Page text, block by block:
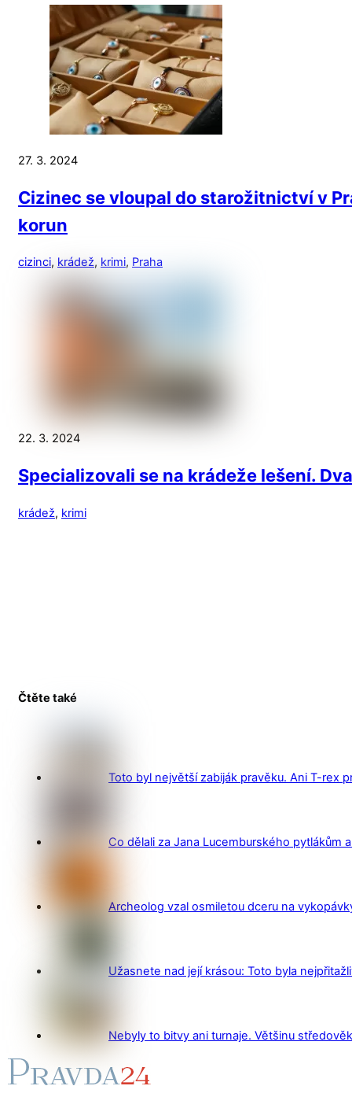
27. 3. 2024
Cizinec se vloupal do starožitnictví v
korun
cizinci, krádež, krimi, Praha
22. 3. 2024
Specializovali se na krádeže lešení.
krádež, krimi
Čtěte také
Toto byl největší zabiják pravěku. Ani T-rex
Co dělali za Jana Lucemburského pytlákům
Archeolog vzal osmiletou dceru na
Užasnete nad její krásou: Toto byla
Nebyly to bitvy ani turnaje. Většinu